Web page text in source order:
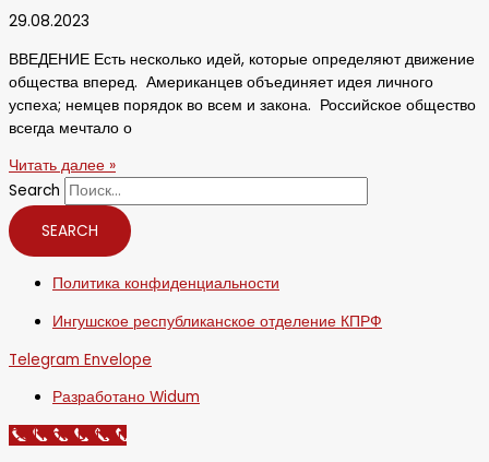
29.08.2023
ВВЕДЕНИЕ Есть несколько идей, которые определяют движение
общества вперед. Американцев объединяет идея личного
успеха; немцев порядок во всем и закона. Российское общество
всегда мечтало о
Читать далее »
Search
SEARCH
Политика конфиденциальности
Ингушское республиканское отделение КПРФ
Telegram Envelope
Разработано Widum
Call Now Button